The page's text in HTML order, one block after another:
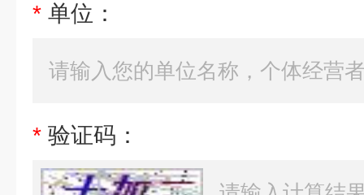
* 单位：
* 验证码：